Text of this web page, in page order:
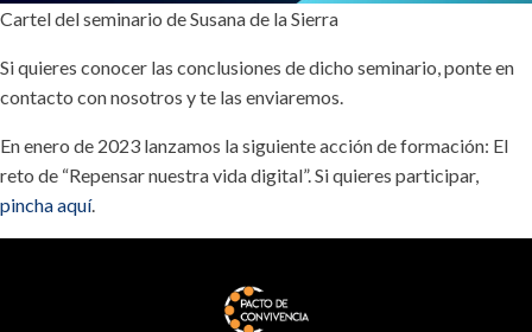
Cartel del seminario de Susana de la Sierra
Si quieres conocer las conclusiones de dicho seminario, ponte en
contacto con nosotros y te las enviaremos.
En enero de 2023 lanzamos la siguiente acción de formación: El
reto de “Repensar nuestra vida digital”. Si quieres participar,
pincha aquí.